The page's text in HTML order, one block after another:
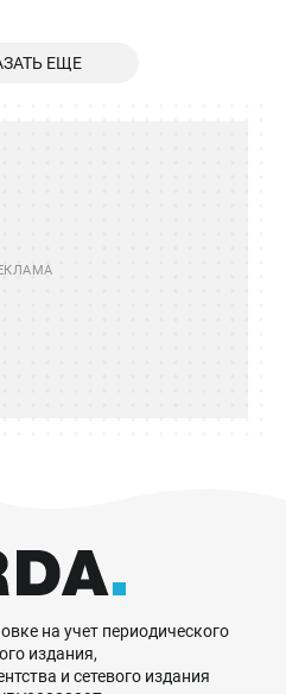
ЕЩЕ
на учет периодического
издания,
и сетевого издания